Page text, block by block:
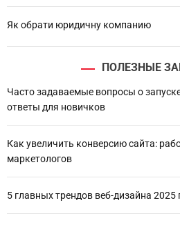
Як обрати юридичну компанию
ПОЛЕЗНЫЕ
Часто задаваемые вопросы о
ответы для новичков
Как увеличить конверсию сайта:
маркетологов
5 главных трендов веб-дизайна 2025